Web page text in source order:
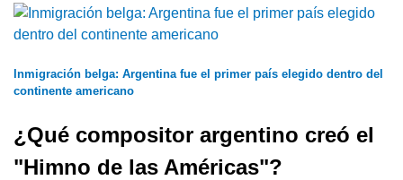
Inmigración belga: Argentina fue el primer país elegido dentro del
continente americano
¿Qué compositor argentino creó el
"Himno de las Américas"?